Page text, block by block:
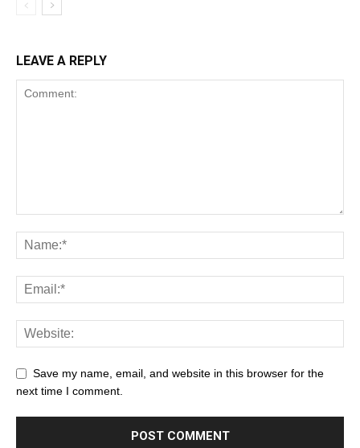
LEAVE A REPLY
Save my name, email, and website in this browser for the
next time I comment.